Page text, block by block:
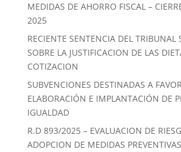
MEDIDAS DE AHORRO FISCAL –
2025
RECIENTE SENTENCIA DEL TRIBUNAL
SOBRE LA JUSTIFICACION DE LAS
COTIZACION
SUBVENCIONES DESTINADAS A
ELABORACIÓN E IMPLANTACIÓN DE
IGUALDAD
R.D 893/2025 – EVALUACION DE
ADOPCION DE MEDIDAS